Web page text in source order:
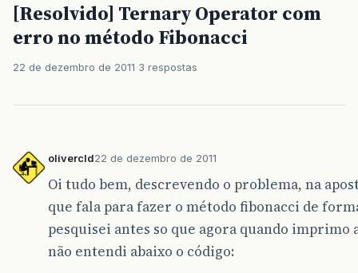
[Resolvido] Ternary Operator com
erro no método Fibonacci
22 de dezembro de 2011 3 respostas
olivercld22 de dezembro de 2011
Oi tudo bem, descrevendo o problema, na
que fala para fazer o método fibonacci de
pesquisei antes so que agora quando imprimo
não entendi abaixo o código: